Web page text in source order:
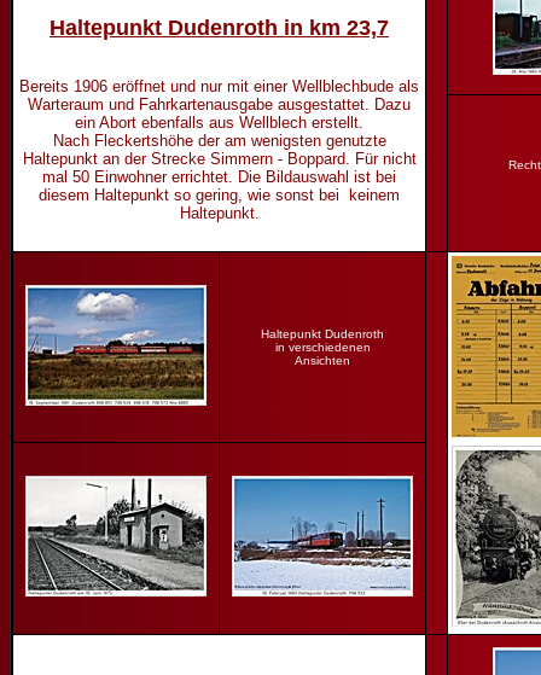
Haltepunkt Dudenroth in km 23,7
Bereits 1906 eröffnet und nur mit einer Wellblechbude als
Warteraum und Fahrkartenausgabe ausgestattet. Dazu
ein Abort ebenfalls aus Wellblech erstellt.
Nach Fleckertshöhe der am wenigsten genutzte
Haltepunkt an der Strecke Simmern - Boppard. Für nicht
mal 50 Einwohner errichtet. Die Bildauswahl ist bei
diesem Haltepunkt so gering, wie sonst bei keinem
Haltepunkt.
Haltepunkt Dudenroth
in verschiedenen
Ansichten